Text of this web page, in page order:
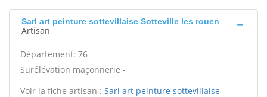
Sarl art peinture sottevillaise Sotteville les rouen
Artisan
Département: 76
Surélévation maçonnerie -
Voir la fiche artisan : Sarl art peinture sottevillaise